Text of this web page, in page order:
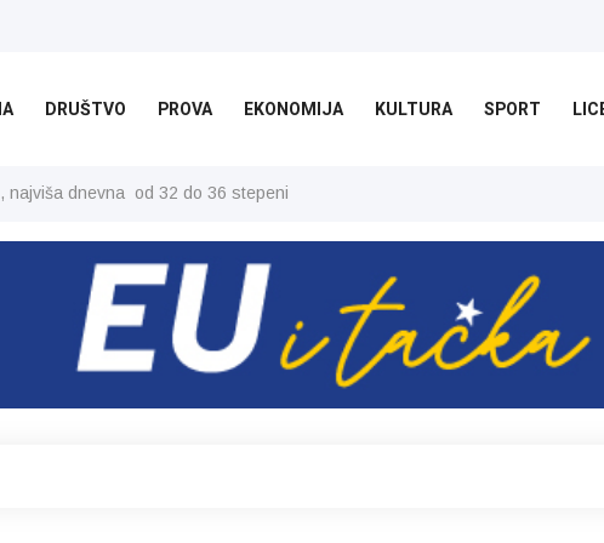
DRUŠTVO PROVA EKONOMIJA KULTURA SPORT
najviša dnevna od 32 do 36 stepeni